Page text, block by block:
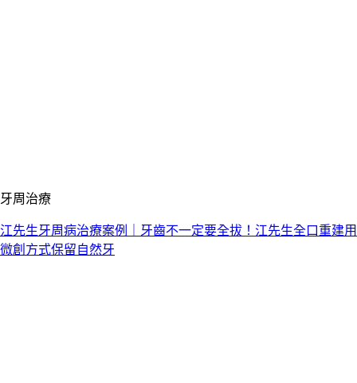
牙周治療
江先生牙周病治療案例｜牙齒不一定要全拔！江先生全口重建用
微創方式保留自然牙